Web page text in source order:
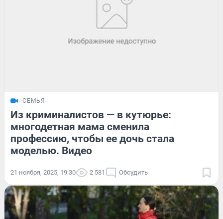
СЕМЬЯ
Из криминалистов — в кутюрье:
многодетная мама сменила
профессию, чтобы ее дочь стала
моделью. Видео
21 ноября, 2025, 19:30 2 581 Обсудить